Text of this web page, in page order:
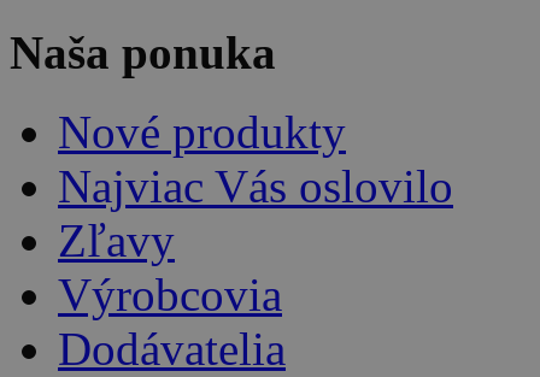
Naša ponuka
Nové produkty
Najviac Vás oslovilo
Zľavy
Výrobcovia
Dodávatelia